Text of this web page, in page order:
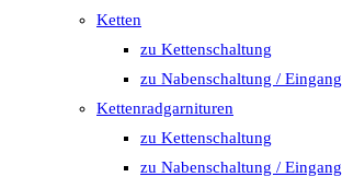
Ketten
zu Kettenschaltung
zu Nabenschaltung / Eingang
Kettenradgarnituren
zu Kettenschaltung
zu Nabenschaltung / Eingang